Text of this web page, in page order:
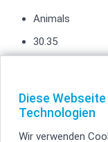
Diese
Technologien
Wir verwenden
Animals
30.35
30.35